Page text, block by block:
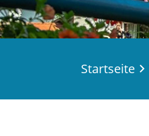
Startseite